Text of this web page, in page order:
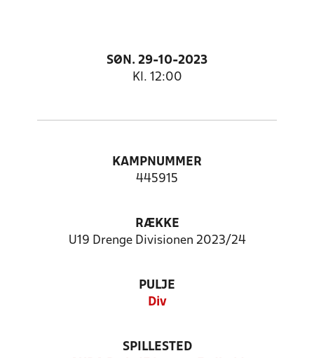
SØN. 29-10-2023
Kl. 12:00
KAMPNUMMER
445915
RÆKKE
U19 Drenge Divisionen 2023/24
PULJE
Div
SPILLESTED